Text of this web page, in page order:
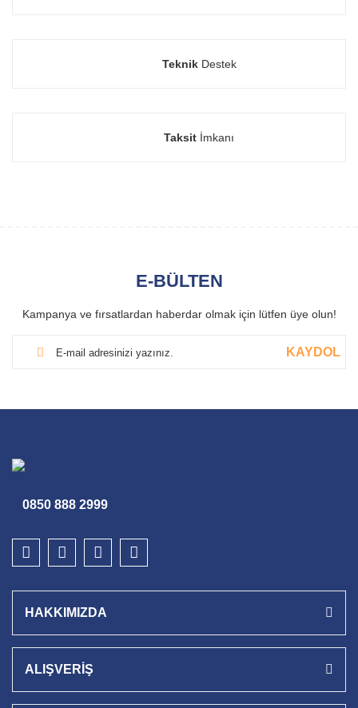
TeknikDestek
Taksit İmkanı
E-BÜLTEN
Kampanya ve fırsatlardan haberdar olmak için lütfen üye olun!
KAYDOL
0850 888 2999
HAKKIMIZDA
ALIŞVERİŞ